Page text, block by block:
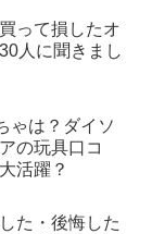
って損したオ
人に聞きまし
ゃは？ダイソ
の玩具口コ
活躍？
た・後悔した